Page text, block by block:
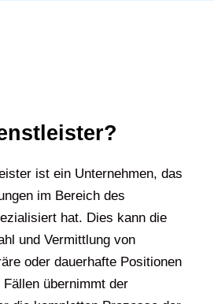
ist ein Unternehmen, das
im Bereich des
hat. Dies kann die
und Vermittlung von
oder dauerhafte Positionen
übernimmt der